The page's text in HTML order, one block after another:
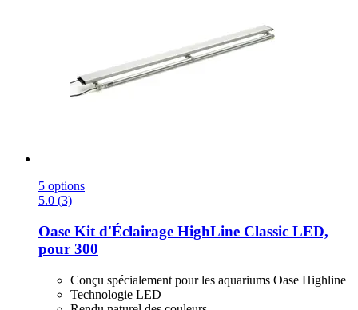
5 options
5.0 (3)
Oase Kit d'Éclairage HighLine Classic LED,
pour 300
Conçu spécialement pour les aquariums Oase Highline
Technologie LED